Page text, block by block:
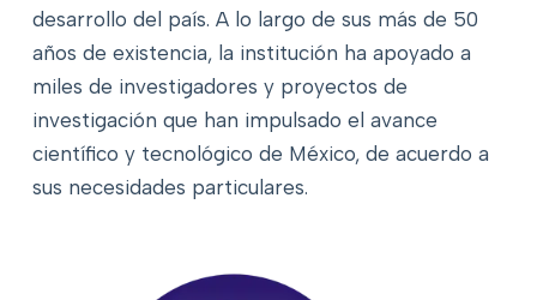
desarrollo del país. A lo largo de sus más de 50
años de existencia, la institución ha apoyado a
miles de investigadores y proyectos de
investigación que han impulsado el avance
científico y tecnológico de México, de acuerdo a
sus necesidades particulares.